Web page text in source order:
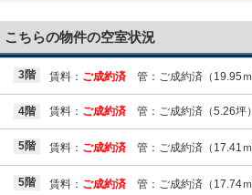
こちらの物件の空室状況
3階 賃料： ご成約済 管：ご成約済（19.95ｍ
4階 賃料： ご成約済 管：ご成約済（5.26坪）
5階 賃料： ご成約済 管：ご成約済（17.41ｍ
5階 賃料： ご成約済 管：ご成約済（17.74ｍ